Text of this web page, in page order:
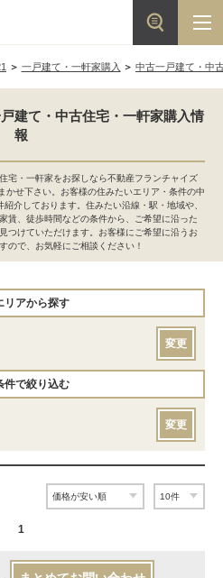
一戸建て・一軒家購入 中古一戸建て・中
建て・中古住宅・一軒家購入情
報
宅・一軒家をお探しなら不動産フランチャイズ
かせ下さい。お客様の住みたいエリア・条件の中
介しております。住みたい沿線・駅・地域や、
賃、徒歩時間などの条件から、ご希望に沿った
つけていただけます。お客様にご希望に沿うお
ので、お気軽にご相談ください！
リアから探す
変更
件で絞り込む
変更
1